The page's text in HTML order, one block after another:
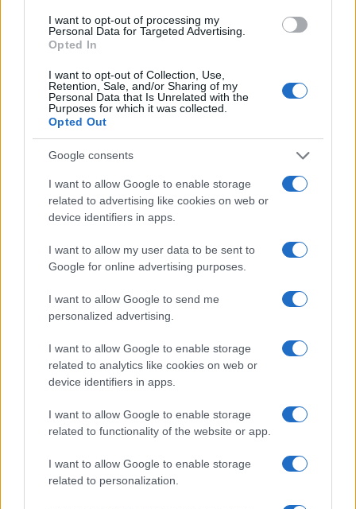
I want to opt-out of processing my
Personal Data for Targeted Advertising.
Opted In
I want to opt-out of Collection, Use,
Retention, Sale, and/or Sharing of my
Personal Data that Is Unrelated with the
Purposes for which it was collected.
Opted Out
Google consents
I want to allow Google to enable storage
related to advertising like cookies on web or
device identifiers in apps.
I want to allow my user data to be sent to
Google for online advertising purposes.
I want to allow Google to send me
personalized advertising.
I want to allow Google to enable storage
related to analytics like cookies on web or
device identifiers in apps.
I want to allow Google to enable storage
related to functionality of the website or app.
I want to allow Google to enable storage
related to personalization.
Continua a leggere